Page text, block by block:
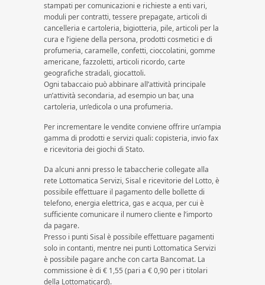
stampati per comunicazioni e richieste a enti vari,
moduli per contratti, tessere prepagate, articoli di
cancelleria e cartoleria, bigiotteria, pile, articoli per la
cura e l’igiene della persona, prodotti cosmetici e di
profumeria, caramelle, confetti, cioccolatini, gomme
americane, fazzoletti, articoli ricordo, carte
geografiche stradali, giocattoli.
Ogni tabaccaio può abbinare all’attività principale
un’attività secondaria, ad esempio un bar, una
cartoleria, un’edicola o una profumeria.
Per incrementare le vendite conviene offrire un’ampia
gamma di prodotti e servizi quali: copisteria, invio fax
e ricevitoria dei giochi di Stato.
Da alcuni anni presso le tabaccherie collegate alla
rete Lottomatica Servizi, Sisal e ricevitorie del Lotto, è
possibile effettuare il pagamento delle bollette di
telefono, energia elettrica, gas e acqua, per cui è
sufficiente comunicare il numero cliente e l’importo
da pagare.
Presso i punti Sisal è possibile effettuare pagamenti
solo in contanti, mentre nei punti Lottomatica Servizi
è possibile pagare anche con carta Bancomat. La
commissione è di € 1,55 (pari a € 0,90 per i titolari
della Lottomaticard).